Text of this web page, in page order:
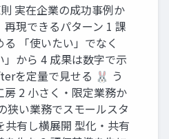
実在企業の成功事例か
再現できるパターン 1 課
「使いたい」でなく
」から 4 成果は数字で示
を定量で見せる 🐰 う
房 2 小さく・限定業務か
狭い業務でスモールスタ
共有し横展開 型化・共有